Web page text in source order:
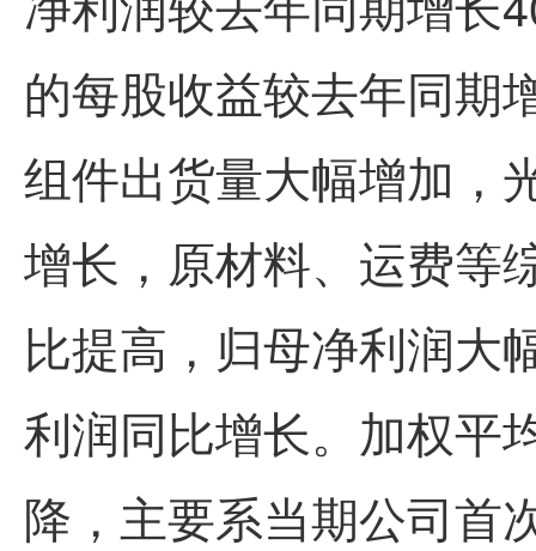
的每股收益较去年同期
组件出货量大幅增加，
增长，原材料、运费等
比提高，归母净利润大
利润同比增长。加权平
降，主要系当期公司首